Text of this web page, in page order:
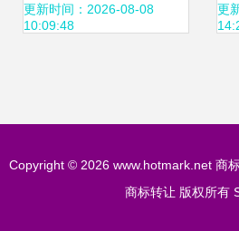
服务尽在赞标网
更新时间：2026-08-08
10:09:48
更
Copyright © 2026 www.hotmark.net 商
商标转让 版权所有